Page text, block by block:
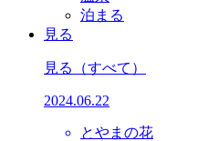
泊まる
見る
見る （すべて）
2024.06.22
とやまの花